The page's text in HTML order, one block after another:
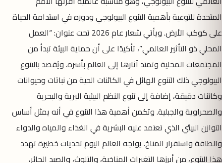
المتحدة للتوعية بأهمية التنوع البيولوجي ودوره في استدامة الحياة
على كوكب الأرض. ويأتي شعار عام 2026 تحت عنوان: “العمل
المحلي ذو التأثير العالمي”، تأكيدًا على أن حماية البيئة تبدأ من
المجتمعات المحلية وتمتد آثارها إلى العالم بأسره. ويُقصد بالتنوع
البيولوجي ذلك التنوع الهائل في الكائنات الحية من نباتات وحيوانات
وكائنات دقيقة، إضافة إلى تنوع النظم البيئية البرية والبحرية
والصحراوية والجبلية. وتكمن أهمية هذا التنوع في أنه يمثل أساس
التوازن البيئي الذي تعتمد عليه البشرية في الغذاء والمياه والدواء
والطاقة واستقرار المناخ. يواجه العالم اليوم تحديات خطيرة تهدد
هذا التنوع، من أبرزها التغيرات المناخية، والتلوث، والصيد الجائر،